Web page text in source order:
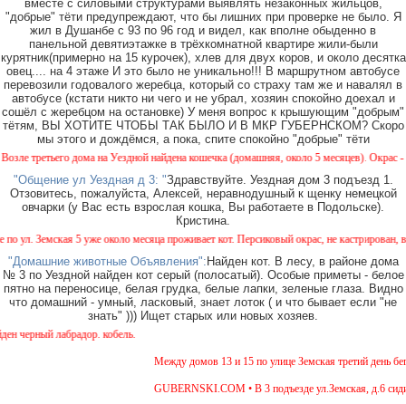
вместе с силовыми структурами выявлять незаконных жильцов,
"добрые" тёти предупреждают, что бы лишних при проверке не было. Я
жил в Душанбе с 93 по 96 год и видел, как вполне обыденно в
панельной девятиэтажке в трёхкомнатной квартире жили-были
курятник(примерно на 15 курочек), хлев для двух коров, и около десятка
овец.... на 4 этаже И это было не уникально!!! В маршрутном автобусе
перевозили годовалого жеребца, который со страху там же и навалял в
автобусе (кстати никто ни чего и не убрал, хозяин спокойно доехал и
сошёл с жеребцом на остановке) У меня вопрос к крышующим "добрым"
тётям, ВЫ ХОТИТЕ ЧТОБЫ ТАК БЫЛО И В МКР ГУБЕРНСКОМ? Скоро
мы этого и дождёмся, а пока, спите спокойно "добрые" тёти
дома на Уездной найдена кошечка (домашняя, около 5 месяцев). Окрас -
"Общение ул Уездная д 3: "Здравствуйте. Уездная дом 3 подъезд 1.
Отзовитесь, пожалуйста, Алексей, неравнодушный к щенку немецкой
овчарки (у Вас есть взрослая кошка, Вы работаете в Подольске).
Кристина.
Земская 5 уже около месяца проживает кот. Персиковый окрас, не кастрирован,
"Домашние животные Объявления": Найден кот. В лесу, в районе дома
№ 3 по Уездной найден кот серый (полосатый). Особые приметы - белое
пятно на переносице, белая грудка, белые лапки, зеленые глаза. Видно
что домашний - умный, ласковый, знает лоток ( и что бывает если "не
знать" ))) Ищет старых или новых хозяев.
лабрадор. кобель.
Между домов 13 и 15 по улице Земская третий день
GUBERNSKI.COM • В 3 подъезде ул.Земская, д.6